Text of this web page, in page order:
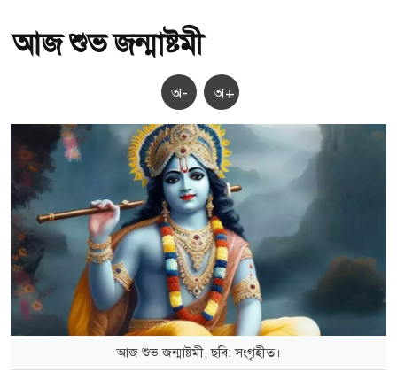
আজ শুভ জন্মাষ্টমী
অ- অ+
আজ শুভ জন্মাষ্টমী, ছবি: সংগৃহীত।